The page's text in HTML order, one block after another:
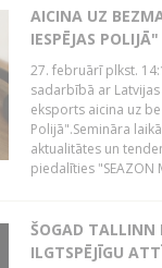
AICINA UZ
IESPĒJAS POLIJĀ"
27. februārī plkst.
sadarbībā ar
eksports aicina uz
Polijā".Semināra
aktualitātes un
piedalīties "SEAZON
ŠOGAD TALLINN
ILGTSPĒJĪGU